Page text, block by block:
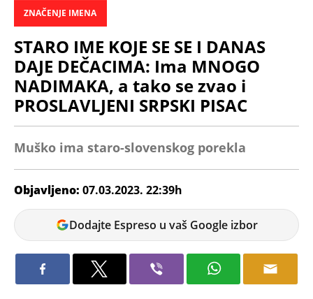
ZNAČENJE IMENA
STARO IME KOJE SE SE I DANAS
DAJE DEČACIMA: Ima MNOGO
NADIMAKA, a tako se zvao i
PROSLAVLJENI SRPSKI PISAC
Muško ima staro-slovenskog porekla
Objavljeno: 07.03.2023. 22:39h
Verica
Arsić
Dodajte Espreso u vaš Google izbor